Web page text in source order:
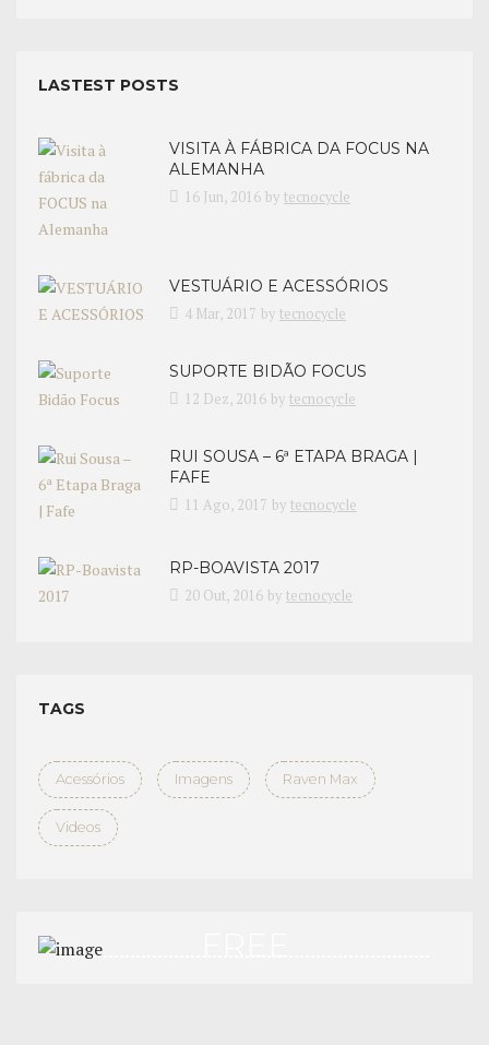
LASTEST POSTS
VISITA À FÁBRICA DA FOCUS NA
ALEMANHA
16 Jun, 2016 by tecnocycle
VESTUÁRIO E ACESSÓRIOS
4 Mar, 2017 by tecnocycle
SUPORTE BIDÃO FOCUS
12 Dez, 2016 by tecnocycle
RUI SOUSA – 6ª ETAPA BRAGA |
FAFE
11 Ago, 2017 by tecnocycle
RP-BOAVISTA 2017
20 Out, 2016 by tecnocycle
TAGS
Acessórios Imagens Raven Max
Videos